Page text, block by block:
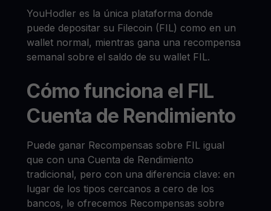
YouHodler es la única plataforma donde
puede depositar su Filecoin (FIL) como en un
wallet normal, mientras gana una recompensa
semanal sobre el saldo de su wallet FIL.
Cómo funciona el FIL
Cuenta de Rendimiento
Puede ganar Recompensas sobre FIL igual
que con una Cuenta de Rendimiento
tradicional, pero con una diferencia clave: en
lugar de los tipos cercanos a cero de los
bancos, le ofrecemos Recompensas sobre